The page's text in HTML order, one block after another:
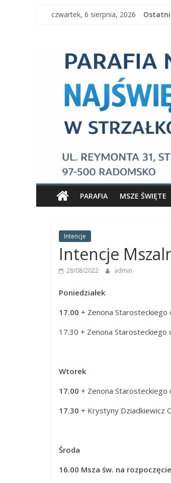
czwartek, 6 sierpnia, 2026
Parafia
Maryi
Panny
Parafia
Nawiedzenia
Najświętszej
Strzałkowie
PARAFIA MSZE ŚWIĘTE
Intencje
Intencje
28/08/2022 admin
Poniedziałek
17.00 + Zenona Starosteckiego
17.30 + Zenona
Wtorek
17.00 + Zenona
17.30 + Krystyny Dziadkiewicz
Środa
16.00 Msza św. na